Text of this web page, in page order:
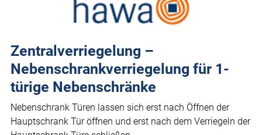
Zentralverriegelung –
Nebenschrankverriegelung für 1-
türige Nebenschränke
Nebenschrank Türen lassen sich erst nach Öffnen der
Hauptschrank Tür öffnen und erst nach dem Verriegeln der